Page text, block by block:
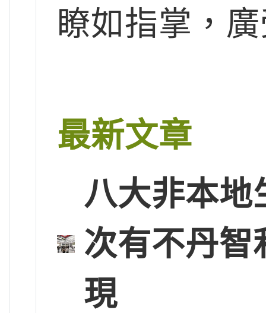
瞭如指掌，
最新文章
八大非本地
次有不丹智
現